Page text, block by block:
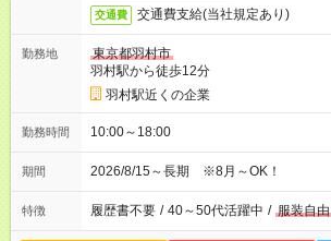
交通費 交通費支給(当社規定あり)
勤務地
東京都羽村市
羽村駅から徒歩12分
羽村駅近くの企業
勤務時間 10:00～18:00
期間 2026/8/15～長期 ※8月～OK！
特徴 履歴書不要 / 40～50代活躍中 / 服装自由